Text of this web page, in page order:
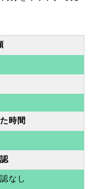
時間
なし